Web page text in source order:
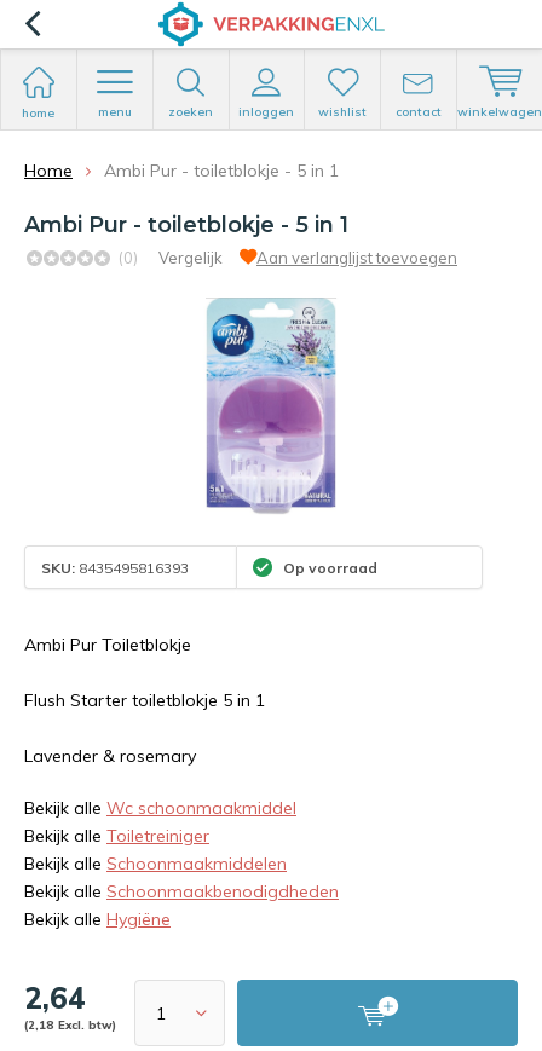
home menu zoeken inloggen wishlist contact winkelwagen
Home Ambi Pur - toiletblokje - 5 in 1
Ambi Pur - toiletblokje - 5 in 1
(0) Vergelijk Aan verlanglijst toevoegen
SKU: 8435495816393 Op voorraad
Ambi Pur Toiletblokje
Flush Starter toiletblokje 5 in 1
Lavender & rosemary
Bekijk alle Wc schoonmaakmiddel
Bekijk alle Toiletreiniger
Bekijk alle Schoonmaakmiddelen
Bekijk alle Schoonmaakbenodigdheden
Bekijk alle Hygiëne
2,64
(2,18 Excl. btw)